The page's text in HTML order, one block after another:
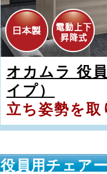
オカムラ 役
イプ）
立ち姿勢を取
役員用チェア